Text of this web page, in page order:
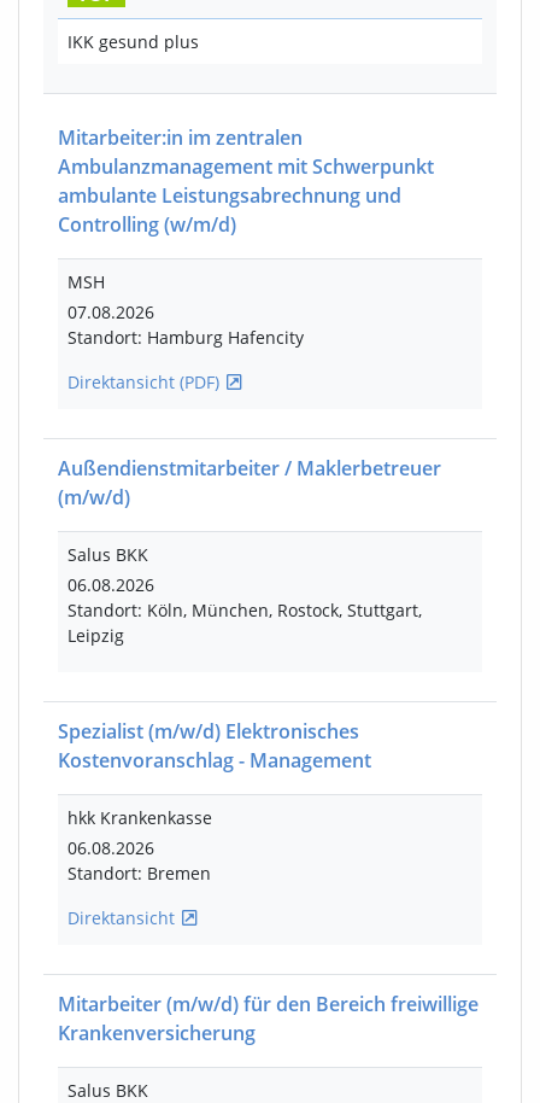
IKK gesund plus
Mitarbeiter:in im zentralen
Ambulanzmanagement mit Schwerpunkt
ambulante Leistungsabrechnung und
Controlling(w/m/d)
MSH
07.08.2026
Standort: Hamburg Hafencity
Direktansicht (PDF)
Außendienstmitarbeiter / Maklerbetreuer
(m/w/d)
Salus BKK
06.08.2026
Standort: Köln, München, Rostock, Stuttgart,
Leipzig
Spezialist(m/w/d) Elektronisches
Kostenvoranschlag - Management
hkk Krankenkasse
06.08.2026
Standort: Bremen
Direktansicht
Mitarbeiter(m/w/d)für den Bereich freiwillige
Krankenversicherung
Salus BKK